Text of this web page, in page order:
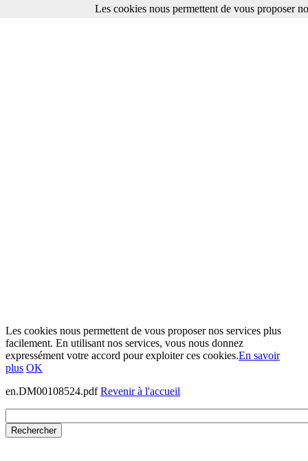
Les cookies nous permettent de vous proposer nos services plus
facilement. En utilisant nos services, vous nous donnez
expressément votre accord pour exploiter ces cookies.En savoir
plus OK
en.DM00108524.pdfRevenir à l'accueil
Les cookies nous permettent de vous proposer